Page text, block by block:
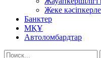
Жеке
Банктер
МҚҰ
Автоломбардтар